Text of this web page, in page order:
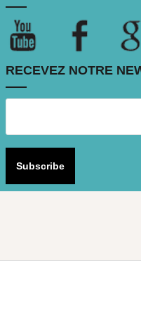
RECEVEZ NOTRE